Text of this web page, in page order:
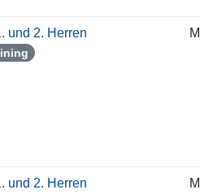
und 2. Herren
und 2. Herren